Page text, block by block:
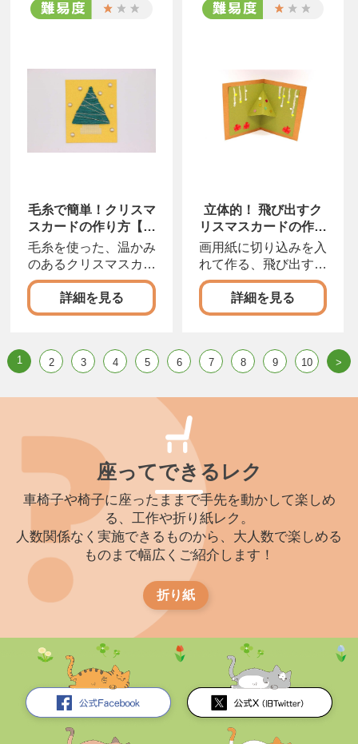
毛糸で簡単！クリスマ
スカードの作り方【工
作】
毛糸を使った、温かみ
のあるクリスマスカー
ドのアイディアです。
詳細を見る
立体的！ 飛び出すク
リスマスカードの作り
方【工作】
画用紙に切り込みを入
れて作る、飛び出すク
リスマスカードのアイ
詳細を見る
1 2 3 4 5 6 7 8 9 10 >
座ってできるレク
車椅子や椅子に座ったままで手先を動かして楽しめ
る、工作や折り紙レク。
人数関係なく実施できるものから、大人数で楽しめる
ものまで幅広くご紹介します！
折り紙